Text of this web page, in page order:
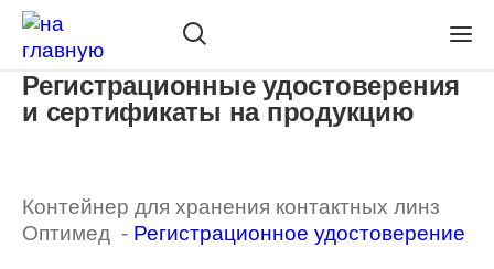
Регистрационные удостоверения
и сертификаты на продукцию
Контейнер для хранения контактных линз
Оптимед - Регистрационное удостоверение